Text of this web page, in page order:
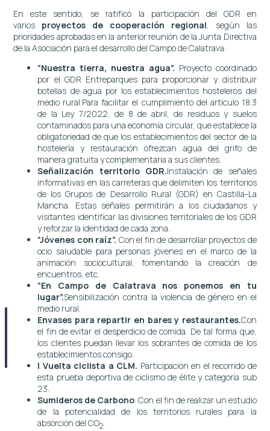
En este sentido, se ratificó la participación del GDR en
varios proyectos de cooperación regional , según las
prioridades aprobadas en la anterior reunión de la Junta Directiva
de la Asociación para el desarrollo del Campo de Calatrava:
“Nuestra tierra, nuestra agua”. Proyecto coordinado
por el GDR Entreparques para proporcionar y distribuir
botellas de agua por los establecimientos hosteleros del
medio rural.Para facilitar el cumplimiento del artículo 18.3
de la Ley 7/2022, de 8 de abril, de residuos y suelos
contaminados para una economía circular, que establece la
obligatoriedad de que los establecimientos del sector de la
hostelería y restauración ofrezcan agua del grifo de
manera gratuita y complementaria a sus clientes.
Señalización territorio GDR.Instalación de señales
informativas en las carreteras que delimiten los territorios
de los Grupos de Desarrollo Rural (GDR) en Castilla-La
Mancha. Estas señales permitirán a los ciudadanos y
visitantes identificar las divisiones territoriales de los GDR
y reforzar la identidad de cada zona.
“Jóvenes con raíz”. Con el fin de desarrollar proyectos de
ocio saludable para personas jóvenes en el marco de la
animación sociocultural, fomentando la creación de
encuentros, etc.
“En Campo de Calatrava nos ponemos en tu
lugar”.Sensibilización contra la violencia de género en el
medio rural.
Envases para repartir en bares y restaurantes.Con
el fin de evitar el desperdicio de comida. De tal forma que,
los clientes puedan llevar los sobrantes de comida de los
establecimientos consigo.
I Vuelta ciclista a CLM. Participación en el recorrido de
esta prueba deportiva de ciclismo de élite y categoría sub
23.
Sumideros de Carbono: Con el fin de realizar un estudio
de la potencialidad de los territorios rurales para la
absorción del CO2